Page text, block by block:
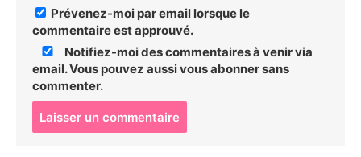
Prévenez-moi par email lorsque le
commentaire est approuvé.
Notifiez-moi des commentaires à venir via
email. Vous pouvez aussivous abonnersans
commenter.